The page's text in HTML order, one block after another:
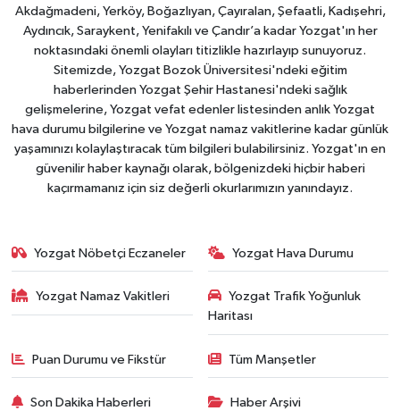
Akdağmadeni, Yerköy, Boğazlıyan, Çayıralan, Şefaatli, Kadışehri,
Aydıncık, Saraykent, Yenifakılı ve Çandır’a kadar Yozgat'ın her
noktasındaki önemli olayları titizlikle hazırlayıp sunuyoruz.
Sitemizde, Yozgat Bozok Üniversitesi'ndeki eğitim
haberlerinden Yozgat Şehir Hastanesi'ndeki sağlık
gelişmelerine, Yozgat vefat edenler listesinden anlık Yozgat
hava durumu bilgilerine ve Yozgat namaz vakitlerine kadar günlük
yaşamınızı kolaylaştıracak tüm bilgileri bulabilirsiniz. Yozgat'ın en
güvenilir haber kaynağı olarak, bölgenizdeki hiçbir haberi
kaçırmamanız için siz değerli okurlarımızın yanındayız.
Yozgat Nöbetçi Eczaneler Yozgat Hava Durumu
Yozgat Namaz Vakitleri
Yozgat Trafik Yoğunluk
Haritası
Puan Durumu ve Fikstür Tüm Manşetler
Son Dakika Haberleri Haber Arşivi